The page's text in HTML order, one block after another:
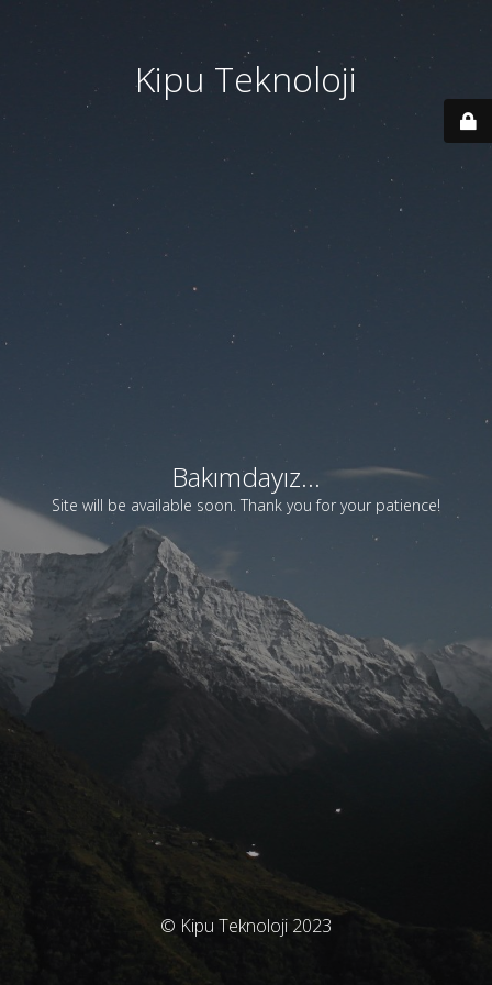
Kipu Teknoloji
Bakımdayız...
Site will be available soon. Thank you for your patience!
© Kipu Teknoloji 2023